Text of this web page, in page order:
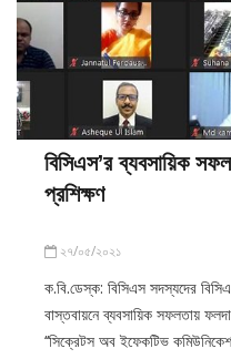
বিসিএস’র ব্যবসায়িক
২৭/০৫/২০২১
ক.বি.ডেস্ক: বিসিএস সদস্যদের
বাস্তবায়নে ব্যবসায়িক সফলতায়